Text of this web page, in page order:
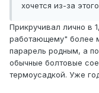
хочется из-за
Прикручивал лично в
работающему" более
парарель родным, а
обычные болтовые
термоусадкой. Уже